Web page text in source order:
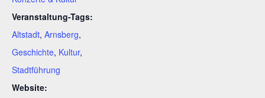
Veranstaltung-Tags:
Altstadt, Arnsberg,
Geschichte, Kultur,
Stadtführung
Website: